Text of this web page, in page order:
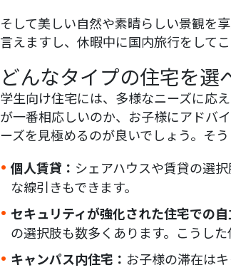
そして美しい自然や素晴らしい景観を
言えますし、休暇中に国内旅行をして
どんなタイプの住宅を選
学生向け住宅には、多様なニーズに応
が一番相応しいのか、お子様にアドバ
ーズを見極めるのが良いでしょう。そ
個人賃貸： シェアハウスや賃貸の選
な線引きもできます。
セキュリティが強化された住宅での自
の選択肢も数多くあります。こうし
キャンパス内住宅： お子様の滞在は